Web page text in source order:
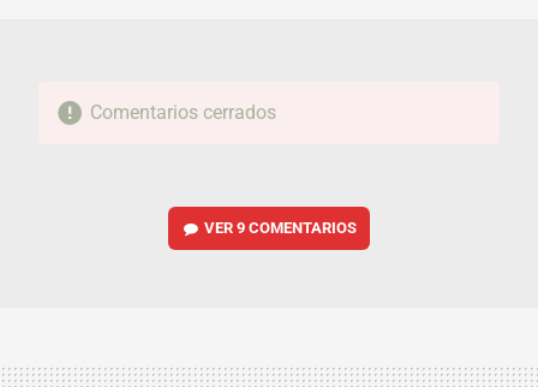
Comentarios cerrados
VER9 COMENTARIOS